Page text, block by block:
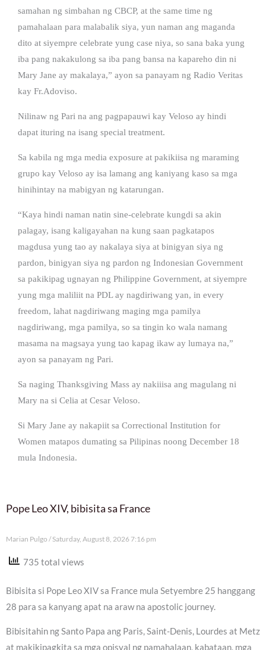
samahan ng simbahan ng CBCP, at the same time ng
pamahalaan para malabalik siya, yun naman ang maganda
dito at siyempre celebrate yung case niya, so sana baka yung
iba pang nakakulong sa iba pang bansa na kapareho din ni
Mary Jane ay makalaya,” ayon sa panayam ng Radio Veritas
kay Fr.Adoviso.
Nilinaw ng Pari na ang pagpapauwi kay Veloso ay hindi
dapat ituring na isang special treatment.
Sa kabila ng mga media exposure at pakikiisa ng maraming
grupo kay Veloso ay isa lamang ang kaniyang kaso sa mga
hinihintay na mabigyan ng katarungan.
“Kaya hindi naman natin sine-celebrate kungdi sa akin
palagay, isang kaligayahan na kung saan pagkatapos
magdusa yung tao ay nakalaya siya at binigyan siya ng
pardon, binigyan siya ng pardon ng Indonesian Government
sa pakikipag ugnayan ng Philippine Government, at siyempre
yung mga maliliit na PDL ay nagdiriwang yan, in every
freedom, lahat nagdiriwang maging mga pamilya
nagdiriwang, mga pamilya, so sa tingin ko wala namang
masama na magsaya yung tao kapag ikaw ay lumaya na,”
ayon sa panayam ng Pari.
Sa naging Thanksgiving Mass ay nakiiisa ang magulang ni
Mary na si Celia at Cesar Veloso.
Si Mary Jane ay nakapiit sa Correctional Institution for
Women matapos dumating sa Pilipinas noong December 18
mula Indonesia.
Pope Leo XIV, bibisita sa France
Marian Pulgo Saturday, August 8, 2026 7:16 pm
735 total views
Bibisita si Pope Leo XIV sa France mula Setyembre 25 hanggang
28 para sa kanyang apat na araw na apostolic journey.
Bibisitahin ng Santo Papa ang Paris, Saint-Denis, Lourdes at Metz
at makikipagkita sa mga opisyal ng pamahalaan, kabataan, mga